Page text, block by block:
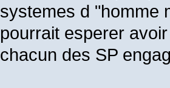
systemes d "homme
pourrait esperer
chacun des SP